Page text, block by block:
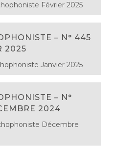
Février 2025
– N° 445
2025
Janvier 2025
– N°
2024
Décembre